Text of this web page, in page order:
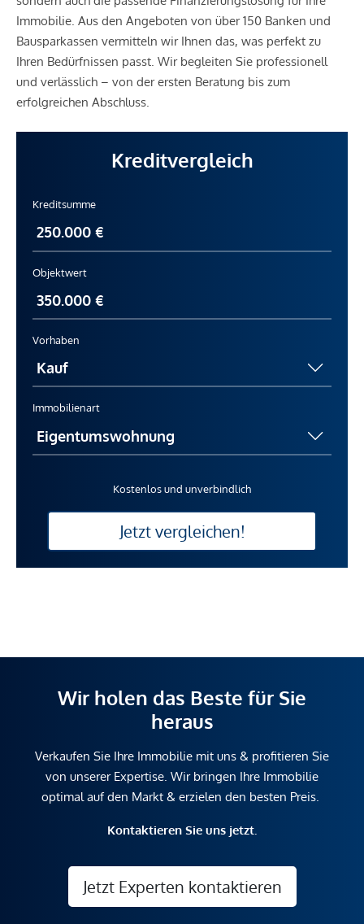
Immobilie. Aus den Angeboten von über 150 Banken und
Bausparkassen vermitteln wir Ihnen das, was perfekt zu
Ihren Bedürfnissen passt. Wir begleiten Sie professionell
und verlässlich – von der ersten Beratung bis zum
erfolgreichen Abschluss.
Kreditvergleich
Kreditsumme
Objektwert
Vorhaben
Immobilienart
Kostenlos und unverbindlich
Jetzt vergleichen!
Wir holen das Beste für Sie
heraus
Verkaufen Sie Ihre Immobilie mit uns & profitieren Sie
von unserer Expertise. Wir bringen Ihre Immobilie
optimal auf den Markt & erzielen den besten Preis.
Kontaktieren Sie uns jetzt.
Jetzt Experten kontaktieren